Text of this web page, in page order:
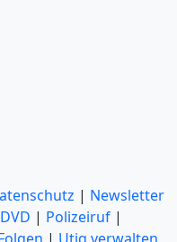
| Newsletter
DVD | Polizeiruf |